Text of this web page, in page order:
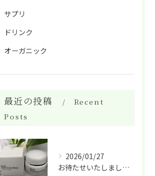
サプリ
ドリンク
オーガニック
最近の投稿
Recent
Posts
2026/01/27
お待たせいたしました！